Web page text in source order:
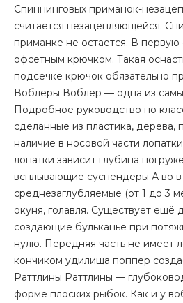
Спиннинговых приманок-
считается незацепляющейся.
приманке не остается. В
офсетным крючком. Такая
подсечке крючок обязательно
Воблеры Воблер — одна из
Подробное руководство по
сделанные из пластика,
наличие в носовой части
лопатки зависит глубина
всплывающие суспендеры А во
среднезаглубляемые (от 1 до 3
окуня, голавля. Существует
создающие бульканье при
нулю. Передняя часть не имеет
кончиком удилища поппер
Раттлины Раттлины —
форме плоских рыбок. Как и у